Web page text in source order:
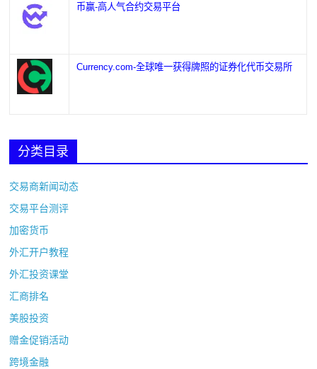
币赢-高人气合约交易平台
Currency.com-全球唯一获得牌照的证券化代币交易所
分类目录
交易商新闻动态
交易平台测评
加密货币
外汇开户教程
外汇投资课堂
汇商排名
美股投资
赠金促销活动
跨境金融